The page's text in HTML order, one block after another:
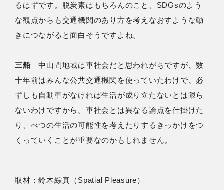
るはずです。脱炭素はもちろんのこと、SDGsのよう
な観点からも交通機関のあり方を考えなおすような動
きにつながると面白そうですよね。
三船中山間地域は車社会だと思われがちですが、数
十年前はみんな公共交通機関を使っていたわけで、必
ずしも自動車がなければ生活が成り立たないとは限ら
ないわけですから。車社会とは異なる論点を仕掛けた
り、べつの生活の可能性を考えたりするきっかけをつ
くっていくことが重要なのかもしれません。
取材：鈴木綜真（Spatial Pleasure）